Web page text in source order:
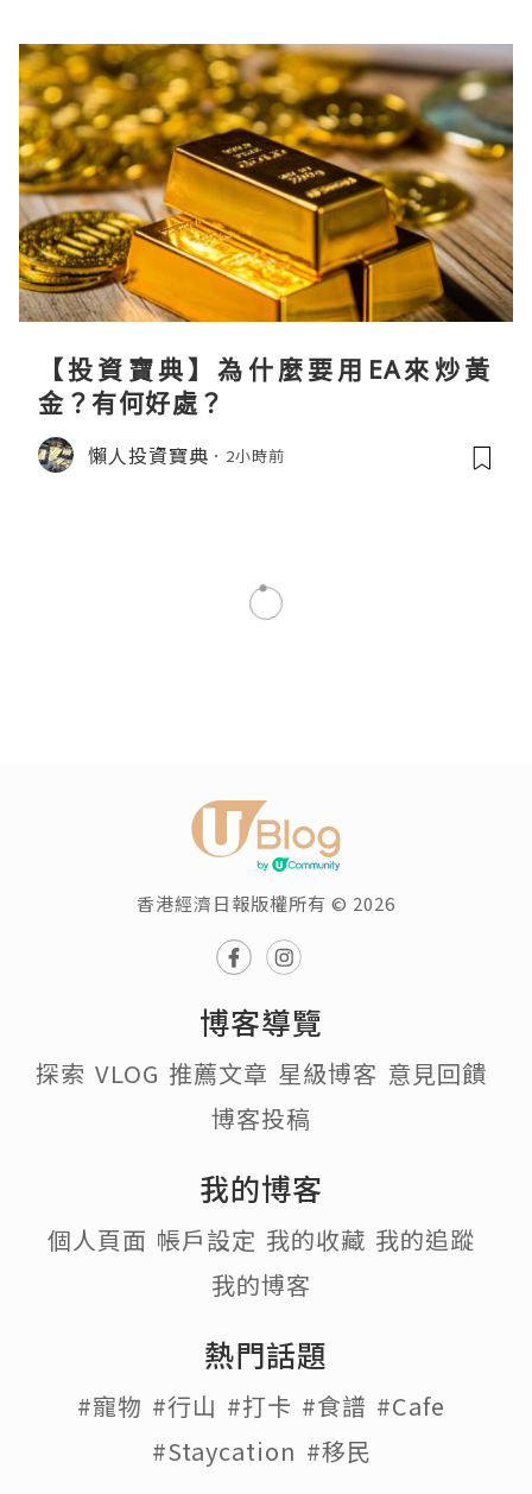
【投資寶典】為什麼要用EA來炒黃
金？有何好處？
懶人投資寶典 2小時前
香港經濟日報版權所有 © 2026
博客導覽
探索 VLOG 推薦文章 星級博客 意見回饋
博客投稿
我的博客
個人頁面 帳戶設定 我的收藏 我的追蹤
我的博客
熱門話題
#寵物 #行山 #打卡 #食譜 #Cafe
#Staycation #移民